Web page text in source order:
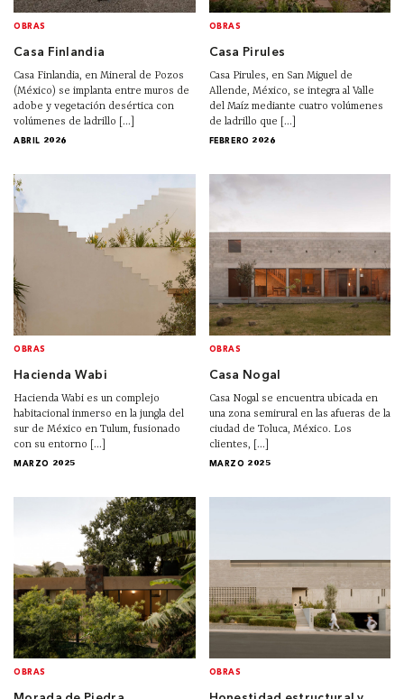
OBRAS
Casa Finlandia
Casa Finlandia, en Mineral de Pozos
(México) se implanta entre muros de
adobe y vegetación desértica con
volúmenes de ladrillo [...]
ABRIL 2026
OBRAS
Casa Pirules
Casa Pirules, en San Miguel de
Allende, México, se integra al Valle
del Maíz mediante cuatro volúmenes
de ladrillo que [...]
FEBRERO 2026
OBRAS
Hacienda Wabi
Hacienda Wabi es un complejo
habitacional inmerso en la jungla del
sur de México en Tulum, fusionado
con su entorno [...]
MARZO 2025
OBRAS
Casa Nogal
Casa Nogal se encuentra ubicada en
una zona semirural en las afueras de la
ciudad de Toluca, México. Los
clientes, [...]
MARZO 2025
OBRAS OBRAS